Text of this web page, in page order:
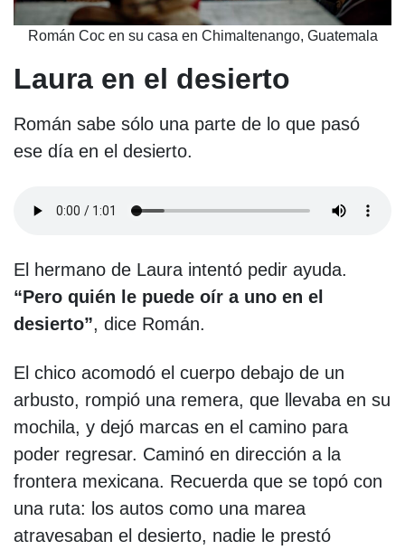
Román Coc en su casa en Chimaltenango, Guatemala
Laura en el desierto
Román sabe sólo una parte de lo que pasó
ese día en el desierto.
El hermano de Laura intentó pedir ayuda.
“Pero quién le puede oír a uno en el
desierto”, dice Román.
El chico acomodó el cuerpo debajo de un
arbusto, rompió una remera, que llevaba en su
mochila, y dejó marcas en el camino para
poder regresar. Caminó en dirección a la
frontera mexicana. Recuerda que se topó con
una ruta: los autos como una marea
atravesaban el desierto, nadie le prestó